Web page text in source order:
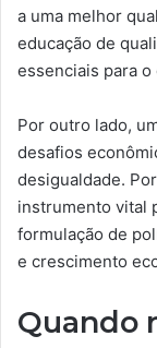
a uma melhor
educação de
essenciais para
Por outro lado,
desafios
desigualdade.
instrumento vital
formulação de
e crescimento
Quando